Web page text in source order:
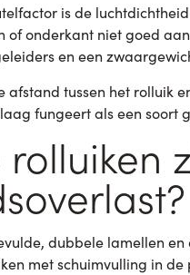
is de
of onderkant niet goed
en een
afstand tussen het rolluik
fungeert als een soort
rolluiken
dubbele lamellen
met schuimvulling in